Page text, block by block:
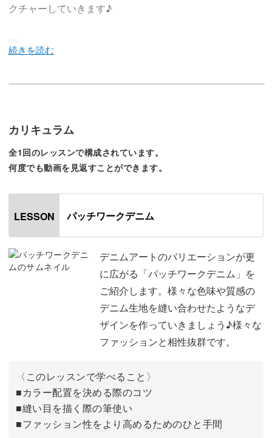
クチャーしていきます♪
縫い合わせて一つのデニムを作ったデニムのことを指しま
色々な種類のデニムを合わせることで、デニム単体では出
デニムよりもややカジュアルな印象のパッチワークデニム
は様々なファッションと相性抜群です。
今回のレッスンではそのようなパッチワークデニムをその
ままネイルアートに落とし込んだデザインの作り方をレッ
◆カラー配置を決める際のコツ
◆縫い目を描く際の筆使い
◆ファッション性をより高めるためのひと手間
カリキュラム
全1回のレッスンで構成されています。
何度でも動画を見返すことができます。
LESSON パッチワークデニム
デニムアートのバリエーションが更
に広がる「パッチワークデニム」を
ご紹介します。様々な色味や質感の
デニム生地を縫い合わせたようなデ
ザインを作っていきましょう♪様々な
ファッションと相性抜群です。
〈このレッスンで学べること〉
■カラー配置を決める際のコツ
■縫い目を描く際の筆使い
■ファッション性をより高めるためのひと手間